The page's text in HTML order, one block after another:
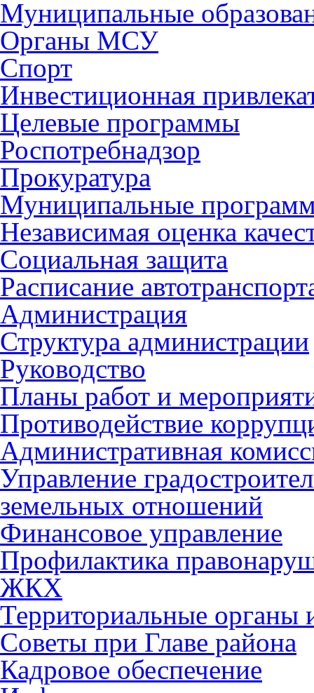
Муниципальные
Органы МСУ
Спорт
Инвестиционная
Целевые программы
Роспотребнадзор
Прокуратура
Муниципальные
Независимая оценка
Социальная защита
Расписание
Администрация
Структура администрации
Руководство
Планы работ и
Противодействие
Административная
Управление
земельных отношений
Финансовое управление
Профилактика
ЖКХ
Территориальные органы
Советы при Главе района
Кадровое обеспечение